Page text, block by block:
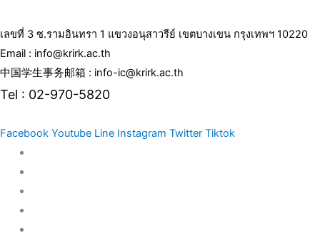
เลขที่ 3 ซ.รามอินทรา 1 แขวงอนุสาวรีย์ เขตบางเขน กรุงเทพฯ 10220
Email : info@krirk.ac.th
中国学生事务邮箱 : info-ic@krirk.ac.th
Tel : 02-970-5820
Facebook Youtube Line Instagram Twitter Tiktok